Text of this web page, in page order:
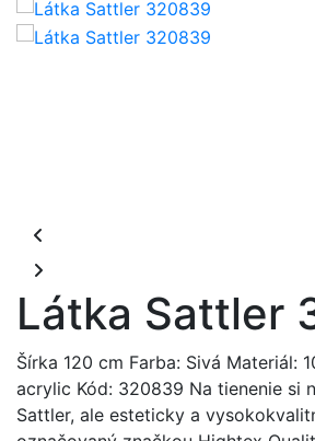
Látka Sattler
Šírka 120 cm Farba: Sivá Materiál:
acrylic Kód: 320839 Na tienenie si
Sattler, ale esteticky a